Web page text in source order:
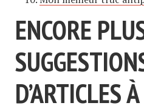
ENCORE
D’ARTICLES